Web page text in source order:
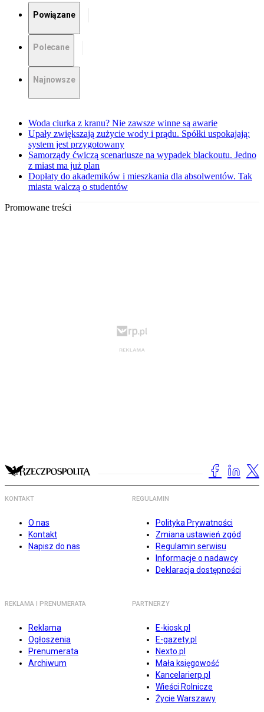
Powiązane
Polecane
Najnowsze
Woda ciurka z kranu? Nie zawsze winne są awarie
Upały zwiększają zużycie wody i prądu. Spółki uspokajają:
system jest przygotowany
Samorządy ćwiczą scenariusze na wypadek blackoutu. Jedno
z miast ma już plan
Dopłaty do akademików i mieszkania dla absolwentów. Tak
miasta walczą o studentów
Promowane treści
KONTAKT
O nas
Kontakt
Napisz do nas
REGULAMIN
Polityka Prywatności
Zmiana ustawień zgód
Regulamin serwisu
Informacje o nadawcy
Deklaracja dostępności
REKLAMA I PRENUMERATA
Reklama
Ogłoszenia
Prenumerata
Archiwum
PARTNERZY
E-kiosk.pl
E-gazety.pl
Nexto.pl
Mała księgowość
Kancelarierp.pl
Wieści Rolnicze
Życie Warszawy